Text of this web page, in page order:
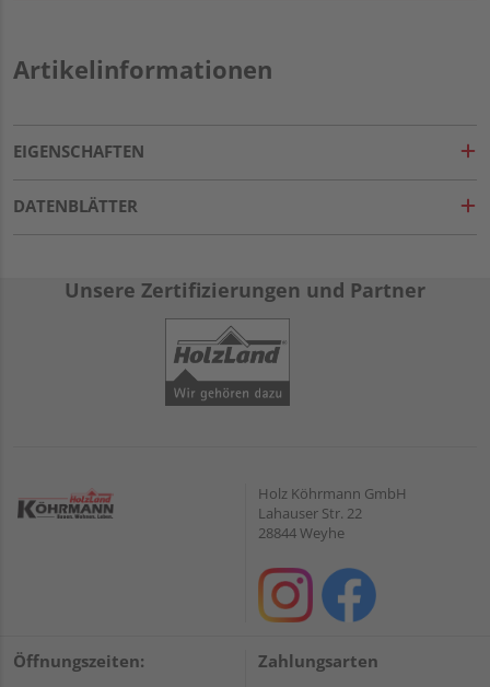
Artikelinformationen
EIGENSCHAFTEN
DATENBLÄTTER
Unsere Zertifizierungen und Partner
Holz Köhrmann GmbH
Lahauser Str. 22
28844 Weyhe
Öffnungszeiten: Zahlungsarten